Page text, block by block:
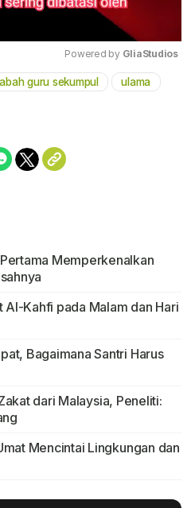
Mute
Powered by GliaStudios
guru sekumpul ulama
Memperkenalkan
Al-Kahfi pada Malam dan Hari
Bagaimana Santri Harus
dari Malaysia, Peneliti:
Mencintai Lingkungan dan